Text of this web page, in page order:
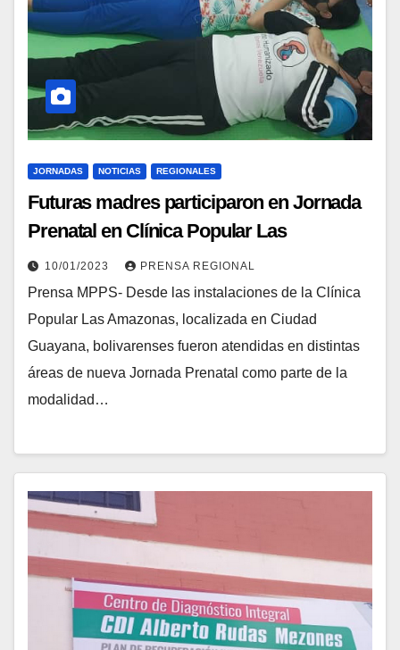
JORNADAS NOTICIAS REGIONALES
Futuras madres participaron en Jornada
Prenatal en Clínica Popular Las
Amazonas
10/01/2023 PRENSA REGIONAL
Prensa MPPS- Desde las instalaciones de la Clínica
Popular Las Amazonas, localizada en Ciudad
Guayana, bolivarenses fueron atendidas en distintas
áreas de nueva Jornada Prenatal como parte de la
modalidad…